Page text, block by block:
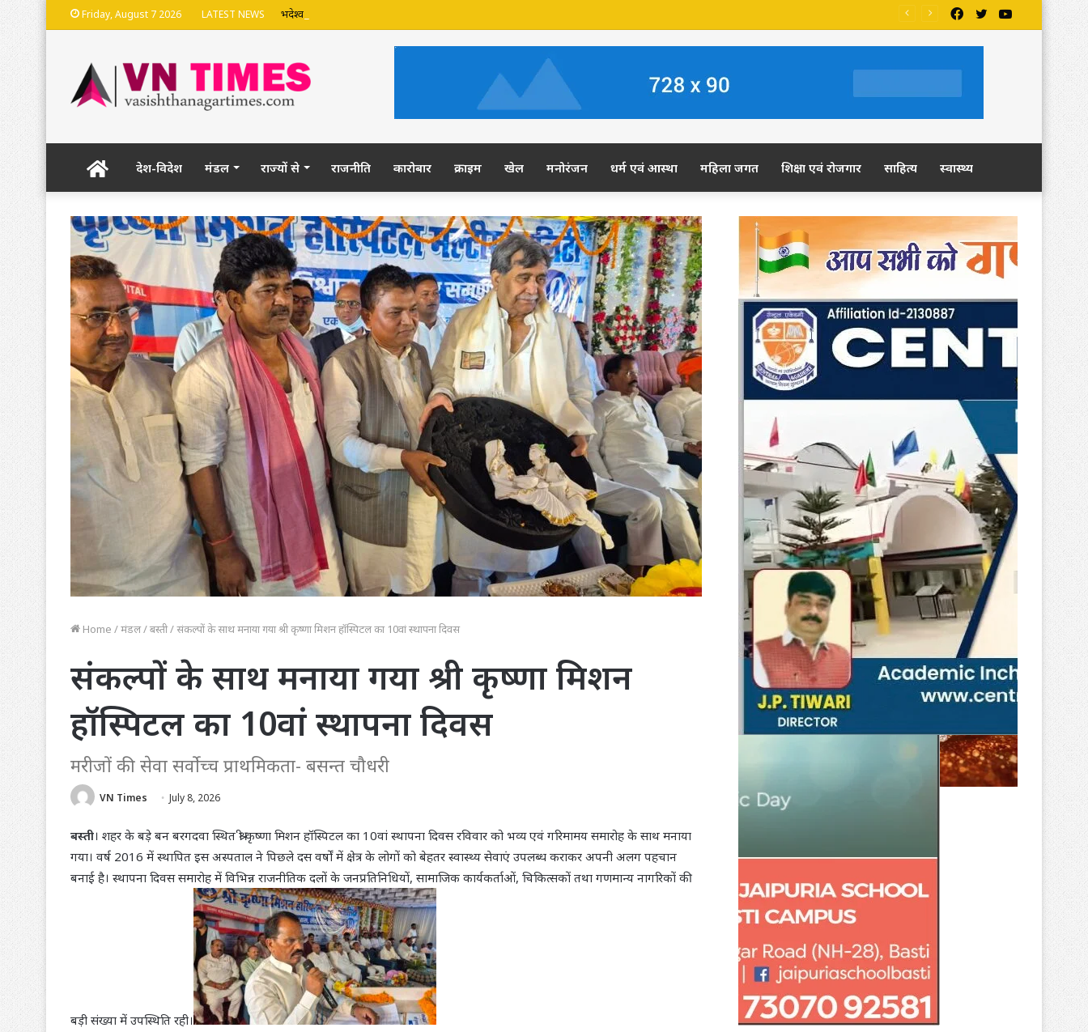
Friday, August 7 2026 LATEST NEWS भदेश्वरनाथ मंदिर की जमीन पर अवैध कब्जे का आरोप, ग्रामीण कल डीएम-एसपी से करेंगे शिकायत YouTube
Twitter
Facebook
Homeदेश-विदेश मंडल राज्यों से राजनीति कारोबार क्राइम खेल मनोरंजन धर्म एवं आस्था महिला जगत शिक्षा एवं रोजगार साहित्य स्वास्थ्य
Home /मंडल/बस्ती/संकल्पों के साथ मनाया गया श्री कृष्णा मिशन हॉस्पिटल का 10वां स्थापना दिवस
संकल्पों के साथ मनाया गया श्री कृष्णा मिशन
हॉस्पिटल का 10वां स्थापना दिवस
मरीजों की सेवा सर्वोच्च प्राथमिकता- बसन्त चौधरी
VN Times July 8, 2026
बस्ती। शहर के बड़े बन बरगदवा स्थित श्री कृष्णा मिशन हॉस्पिटल का 10वां स्थापना दिवस रविवार को भव्य एवं गरिमामय समारोह के साथ मनाया
गया। वर्ष 2016 में स्थापित इस अस्पताल ने पिछले दस वर्षों में क्षेत्र के लोगों को बेहतर स्वास्थ्य सेवाएं उपलब्ध कराकर अपनी अलग पहचान
बनाई है। स्थापना दिवस समारोह में विभिन्न राजनीतिक दलों के जनप्रतिनिधियों, सामाजिक कार्यकर्ताओं, चिकित्सकों तथा गणमान्य नागरिकों की
बड़ी संख्या में उपस्थिति रही।